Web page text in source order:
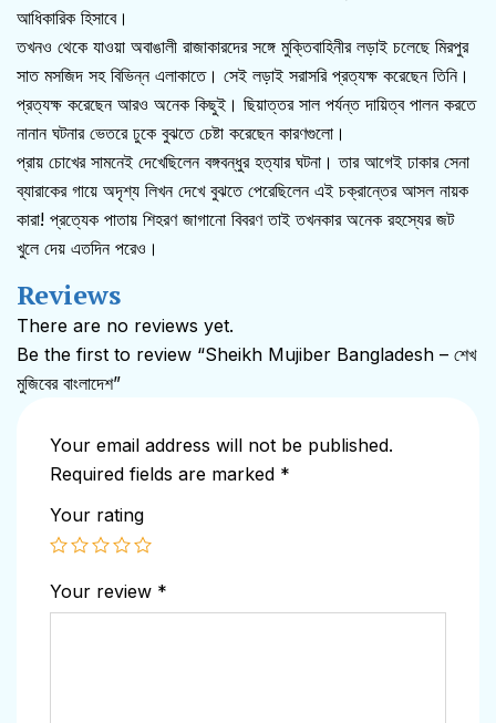
আধিকারিক হিসাবে।
তখনও থেকে যাওয়া অবাঙালী রাজাকারদের সঙ্গে মুক্তিবাহিনীর লড়াই চলেছে মিরপুর
সাত মসজিদ সহ বিভিন্ন এলাকাতে। সেই লড়াই সরাসরি প্রত্যক্ষ করেছেন তিনি।
প্রত্যক্ষ করেছেন আরও অনেক কিছুই। ছিয়াত্তর সাল পর্যন্ত দায়িত্ব পালন করতে
নানান ঘটনার ভেতরে ঢুকে বুঝতে চেষ্টা করেছেন কারণগুলো।
প্রায় চোখের সামনেই দেখেছিলেন বঙ্গবন্ধুর হত্যার ঘটনা। তার আগেই ঢাকার সেনা
ব্যারাকের গায়ে অদৃশ্য লিখন দেখে বুঝতে পেরেছিলেন এই চক্রান্তের আসল নায়ক
কারা! প্রত্যেক পাতায় শিহরণ জাগানো বিবরণ তাই তখনকার অনেক রহস্যের জট
খুলে দেয় এতদিন পরেও।
Reviews
There are no reviews yet.
Be the first to review “Sheikh Mujiber Bangladesh – শেখ
মুজিবের বাংলাদেশ”
Your email address will not be published.
Required fields are marked *
Your rating
Your review *